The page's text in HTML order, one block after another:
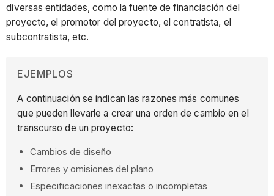
diversas entidades, como la fuente de financiación del
proyecto, el promotor del proyecto, el contratista, el
subcontratista, etc.
EJEMPLOS
A continuación se indican las razones más comunes
que pueden llevarle a crear una orden de cambio en el
transcurso de un proyecto:
Cambios de diseño
Errores y omisiones del plano
Especificaciones inexactas o incompletas